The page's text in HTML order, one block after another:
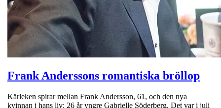
Frank Anderssons romantiska bröllop
Kärleken spirar mellan Frank Andersson, 61, och den nya
kvinnan i hans liv: 26 år yngre Gabrielle Söderberg. Det var i juli